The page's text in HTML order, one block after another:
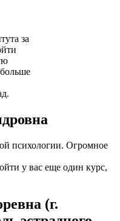
за
психологии. Огромное
у вас еще один курс,
(г.